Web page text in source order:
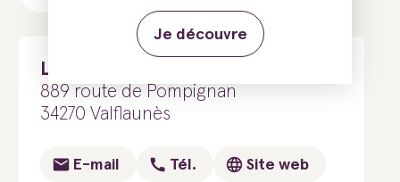
Le coeur du Pic
889 route de Pompignan
34270 Valflaunès
E-mail Tél. Site web
Je découvre